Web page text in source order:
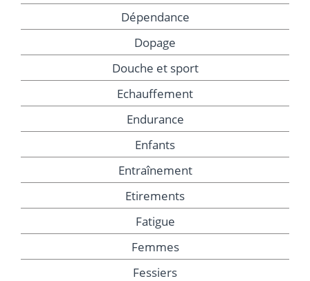
Dépendance
Dopage
Douche et sport
Echauffement
Endurance
Enfants
Entraînement
Etirements
Fatigue
Femmes
Fessiers